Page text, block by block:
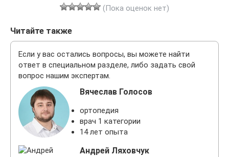
(Пока оценок нет)
Читайте также
Если у вас остались вопросы, вы можете найти
ответ в специальном разделе, либо задать свой
вопрос нашим экспертам.
Вячеслав Голосов
ортопедия
врач 1 категории
14 лет опыта
Андрей Ляховчук